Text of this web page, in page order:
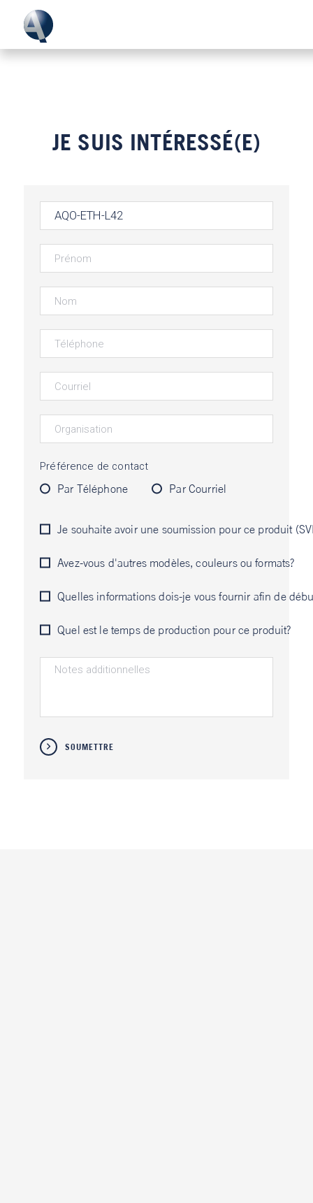
JE SUIS INTÉRESSÉ(E)
Préférence de contact
Par Téléphone
Par Courriel
Je souhaite avoir une soumission pour ce produit
Avez-vous d'autres modèles, couleurs ou formats?
Quelles informations dois-je vous fournir afin de
Quel est le temps de production pour ce produit?
SOUMETTRE